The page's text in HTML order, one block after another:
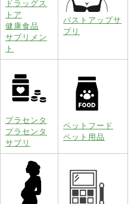
ドラッグス
トア
健康食品
サプリメン
ト
バストアップサ
プリ
プラセンタ
プラセンタ
サプリ
ペットフード
ペット用品